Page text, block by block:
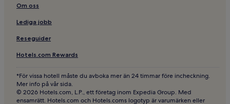
Om oss
Lediga jobb
Reseguider
Hotels.com Rewards
*För vissa hotell måste du avboka mer än 24 timmar före incheckning.
Mer info på vår sida.
© 2026 Hotels.com, L.P., ett företag inom Expedia Group. Med
ensamrätt. Hotels.com och Hotels.coms logotyp är varumärken eller